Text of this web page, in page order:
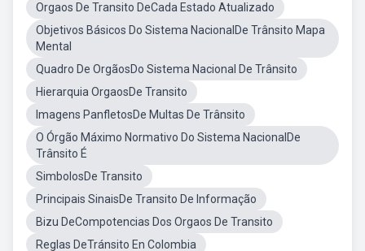
Orgaos De Transito DeCada Estado Atualizado
Objetivos Básicos Do Sistema NacionalDe Trânsito Mapa
Mental
Quadro De OrgãosDo Sistema Nacional De Trânsito
Hierarquia OrgaosDe Transito
Imagens PanfletosDe Multas De Trânsito
O Órgão Máximo Normativo Do Sistema NacionalDe
Trânsito É
SimbolosDe Transito
Principais SinaisDe Transito De Informação
Bizu DeCompotencias Dos Orgaos De Transito
Reglas DeTránsito En Colombia